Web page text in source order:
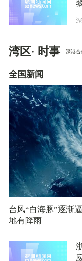
湾区· 时事 深港合
全国新闻
台风“白海豚”逐渐
地有降雨